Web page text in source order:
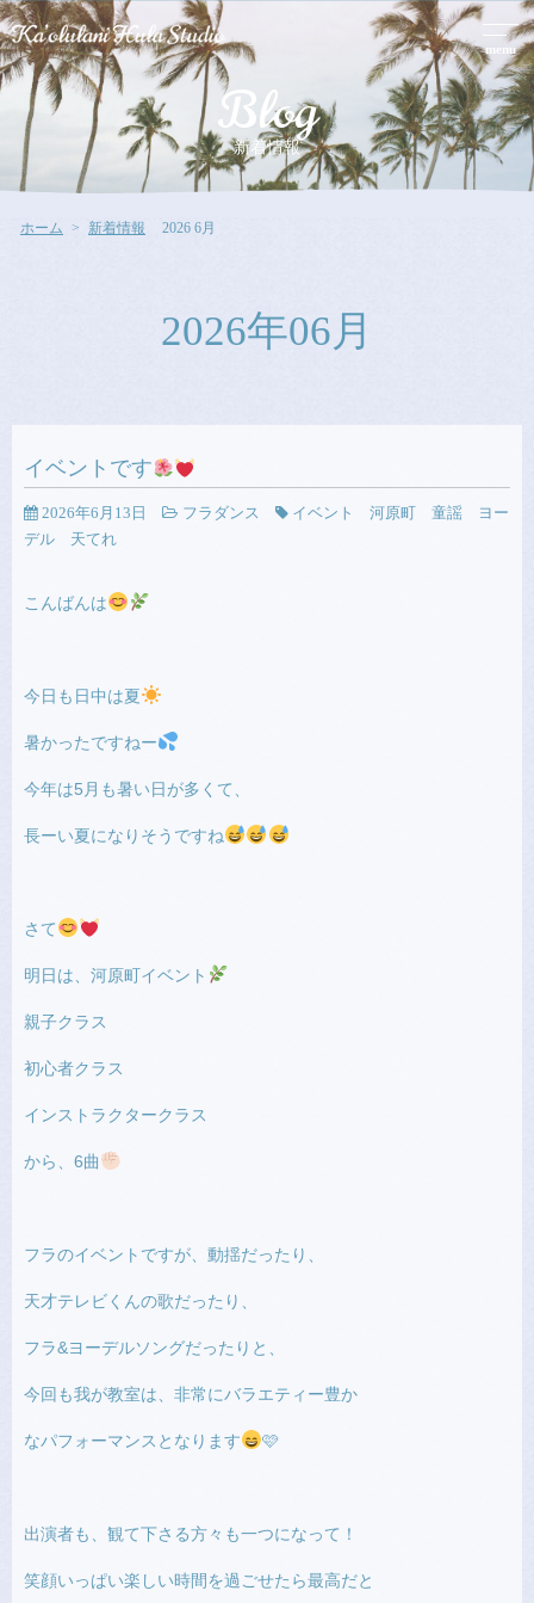
menu
Blog
新着情報
ホーム 新着情報 2026 6月
2026年06月
イベントです
2026年6月13日 フラダンス
イベント 河原町 童謡 ヨー
デル 天てれ
こんばんは
今日も日中は夏
暑かったですねー
今年は5月も暑い日が多くて、
長ーい夏になりそうですね
さて
明日は、河原町イベント
親子クラス
初心者クラス
インストラクタークラス
から、6曲
フラのイベントですが、動揺だったり、
天才テレビくんの歌だったり、
フラ&ヨーデルソングだったりと、
今回も我が教室は、非常にバラエティー豊か
なパフォーマンスとなります 🩷
出演者も、観て下さる方々も一つになって！
笑顔いっぱい楽しい時間を過ごせたら最高だと